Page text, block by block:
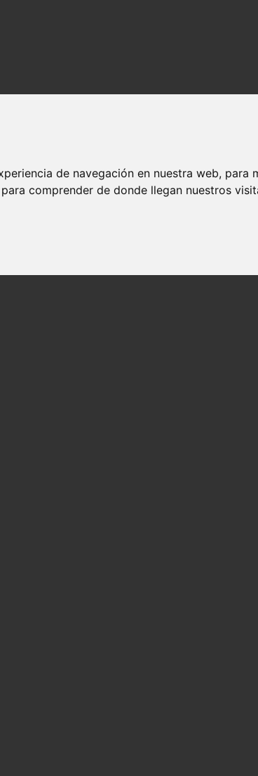
de navegación en nuestra web,
comprender de donde llegan nuestros